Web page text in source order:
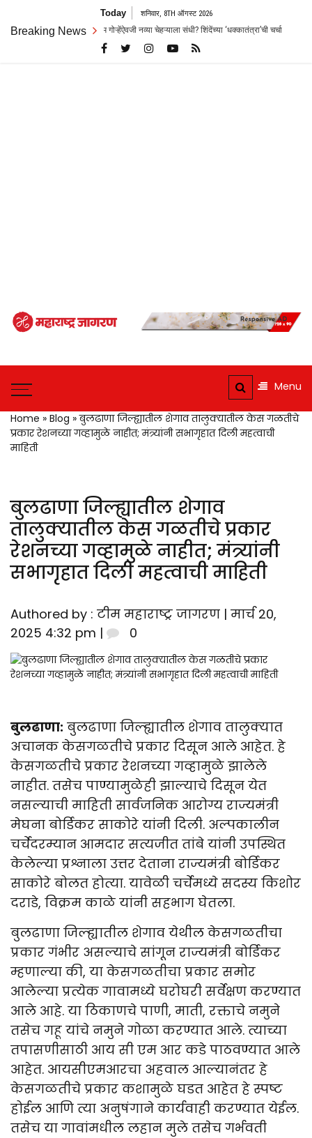
content
Today शनिवार, 8TH ऑगस्ट 2026
Breaking News
नव्या चेहऱ्याला संधी? शिंदेंच्या ‘धक्कातंत्रा’ची चर्चा पुण्यात धक्कादायक घटना!
Maharashtra
Trusted
Marathi
Trusted
Companion for the
Latest News
Menu
Home » Blog »बुलढाणा जिल्ह्यातील शेगाव तालुक्यातील केस गळतीचे
प्रकार रेशनच्या गव्हामुळे नाहीत; मंत्र्यांनी सभागृहात दिली महत्वाची
माहिती
बुलढाणा जिल्ह्यातील शेगाव
तालुक्यातील केस गळतीचे प्रकार
रेशनच्या गव्हामुळे नाहीत; मंत्र्यांनी
सभागृहात दिली महत्वाची माहिती
Authored by : टीम महाराष्ट्र जागरण | मार्च 20,
2025 4:32 pm |
0
बुलढाणा: बुलढाणा जिल्ह्यातील शेगाव तालुक्यात
अचानक केसगळतीचे प्रकार दिसून आले आहेत. हे
केसगळतीचे प्रकार रेशनच्या गव्हामुळे झालेले
नाहीत. तसेच पाण्यामुळेही झाल्याचे दिसून येत
नसल्याची माहिती सार्वजनिक आरोग्य राज्यमंत्री
मेघना बोर्डिकर साकोरे यांनी दिली. अल्पकालीन
चर्चेदरम्यान आमदार सत्यजीत तांबे यांनी उपस्थित
केलेल्या प्रश्नाला उत्तर देताना राज्यमंत्री बोर्डिकर
साकोरे बोलत होत्या. यावेळी चर्चेमध्ये सदस्य किशोर
दराडे, विक्रम काळे यांनी सहभाग घेतला.
बुलढाणा जिल्ह्यातील शेगाव येथील केसगळतीचा
प्रकार गंभीर असल्याचे सांगून राज्यमंत्री बोर्डिकर
म्हणाल्या की, या केसगळतीचा प्रकार समोर
आलेल्या प्रत्येक गावामध्ये घरोघरी सर्वेक्षण करण्यात
आले आहे. या ठिकाणचे पाणी, माती, रक्ताचे नमुने
तसेच गहू यांचे नमुने गोळा करण्यात आले. त्याच्या
तपासणीसाठी आय सी एम आर कडे पाठवण्यात आले
आहेत. आयसीएमआरचा अहवाल आल्यानंतर हे
केसगळतीचे प्रकार कशामुळे घडत आहेत हे स्पष्ट
होईल आणि त्या अनुषंगाने कार्यवाही करण्यात येईल.
तसेच या गावांमधील लहान मुले तसेच गर्भवती